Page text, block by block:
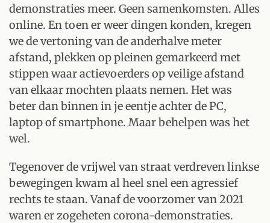
demonstraties meer. Geen samenkomsten. Alles
online. En toen er weer dingen konden, kregen
we de vertoning van de anderhalve meter
afstand, plekken op pleinen gemarkeerd met
stippen waar actievoerders op veilige afstand
van elkaar mochten plaats nemen. Het was
beter dan binnen in je eentje achter de PC,
laptop of smartphone. Maar behelpen was het
wel.
Tegenover de vrijwel van straat verdreven linkse
bewegingen kwam al heel snel een agressief
rechts te staan. Vanaf de voorzomer van 2021
waren er zogeheten corona-demonstraties.